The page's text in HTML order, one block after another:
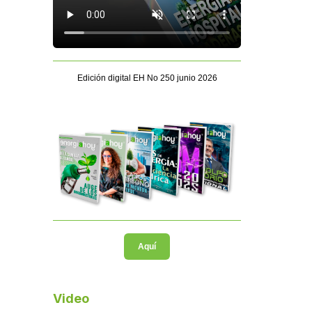
Edición digital EH No 250 junio 2026
Aquí
Video